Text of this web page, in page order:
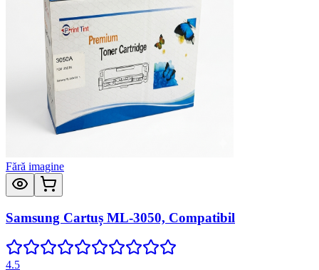
Fără imagine
Samsung Cartuș ML-3050, Compatibil
4.5